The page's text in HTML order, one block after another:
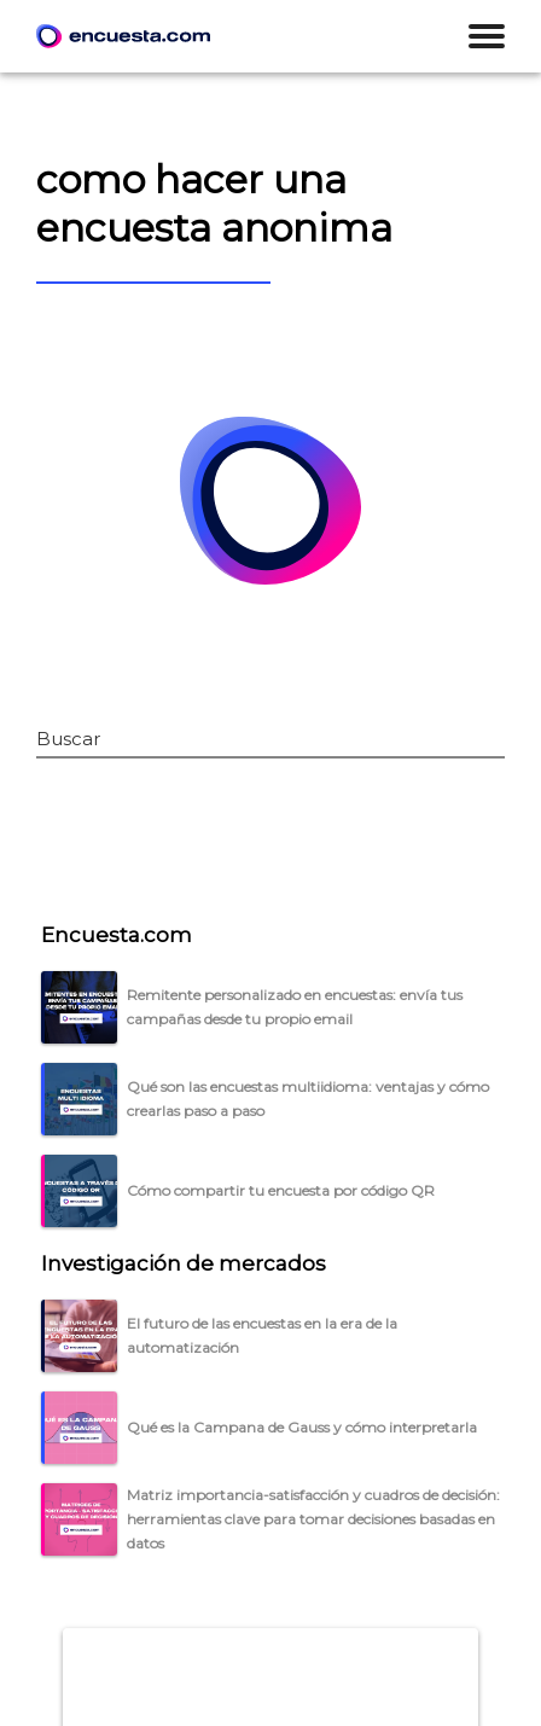
CÓMO FUNCIONA
PLANTILLAS
PRECIOS
BLOG
ACCEDER →
como hacer una
encuesta anonima
Buscar
Encuesta.com
Remitente personalizado en encuestas: envía tus
campañas desde tu propio email
Qué son las encuestas multiidioma: ventajas y cómo
crearlas paso a paso
Cómo compartir tu encuesta por código QR
Investigación de mercados
El futuro de las encuestas en la era de la
automatización
Qué es la Campana de Gauss y cómo interpretarla
Matriz importancia-satisfacción y cuadros de decisión:
herramientas clave para tomar decisiones basadas en
datos